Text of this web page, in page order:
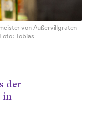
von Außervillgraten
Tobias
der
in